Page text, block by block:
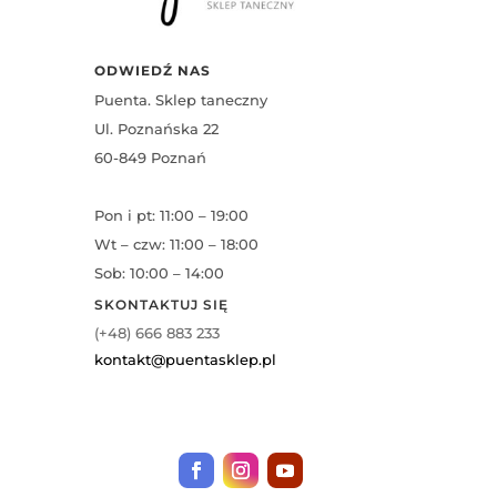
ODWIEDŹ NAS
Puenta. Sklep taneczny
Ul. Poznańska 22
60-849 Poznań
Pon i pt: 11:00 – 19:00
Wt – czw: 11:00 – 18:00
Sob: 10:00 – 14:00
SKONTAKTUJ SIĘ
(+48) 666 883 233
kontakt@puentasklep.pl